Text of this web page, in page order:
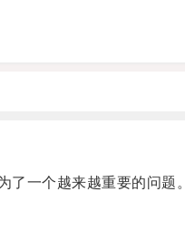
一个越来越重要的问题。